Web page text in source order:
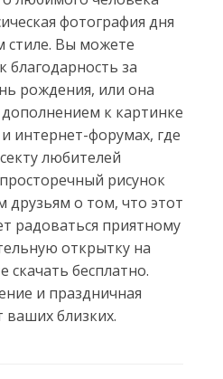
фотография дня
стиле. Вы можете
благодарность за
рождения, или она
к картинке
интернет-форумах, где
любителей
рисунок
друзьям о том, что этот
радоваться приятному
открытку на
бесплатно.
и праздничная
близких.